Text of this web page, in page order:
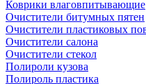
Коврики влаговпитывающие
Очистители битумных пятен
Очистители пластиковых
Очистители салона
Очистители стекол
Полироли кузова
Полироль пластика